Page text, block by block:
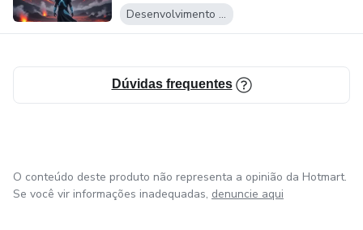
Desenvolvimento Pessoal
Dúvidas frequentes
O conteúdo deste produto não representa a opinião da Hotmart.
Se você vir informações inadequadas, denuncie aqui